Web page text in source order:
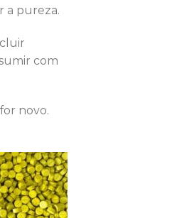
a pureza.
com
novo.